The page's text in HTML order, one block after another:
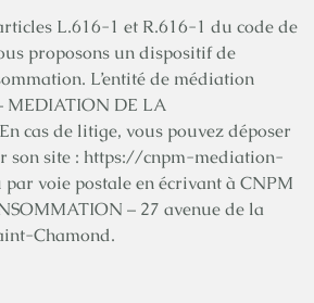
L.616-1 et R.616-1 du code de
proposons un dispositif de
L’entité de médiation
MEDIATION DE LA
cas de litige, vous pouvez déposer
son site : https://cnpm-mediation-
voie postale en écrivant à CNPM
– 27 avenue de la
Chamond.